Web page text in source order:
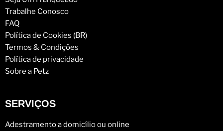
Trabalhe Conosco
FAQ
Política de Cookies (BR)
Termos & Condições
Política de privacidade
Sobre a Petz
SERVIÇOS
Adestramento a domicílio ou online